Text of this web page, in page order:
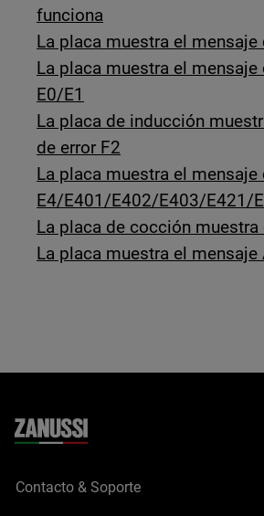
funciona
La placa muestra el mensaje
La placa muestra el mensaje
E0/E1
La placa de inducción
de error F2
La placa muestra el mensaje
E4/E401/E402/E403/E421/
La placa de cocción
La placa muestra el mensaje
Contacto & Soporte